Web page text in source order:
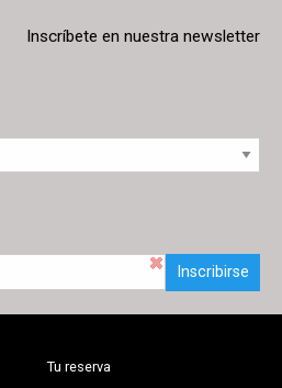
Inscríbete en nuestra newsletter
Inscribirse
Tu reserva